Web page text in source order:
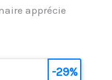
apprécie
-29%